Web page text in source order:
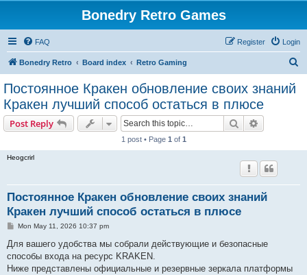
Bonedry Retro Games
FAQ Login
Register
Bonedry Retro Board index Retro Gaming
Постоянное Кракен обновление своих знаний
Кракен лучший способ остаться в плюсе
Post Reply Search
1 post • Page 1 of 1
Heogcrirl
Постоянное Кракен обновление своих знаний
Кракен лучший способ остаться в плюсе
P
s
Mon May 11, 2026 10:37 pm
Для вашего удобства мы собрали действующие и безопасные
способы входа на ресурс KRAKEN.
Ниже представлены официальные и резервные зеркала платформы